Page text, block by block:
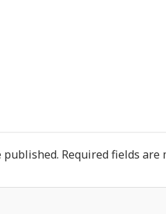
published. Required fields are